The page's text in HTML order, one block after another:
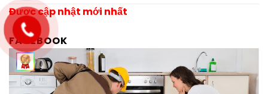
Được cập nhật mới nhất
FACEBOOK